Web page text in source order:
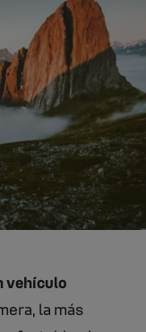
vehículo
la más